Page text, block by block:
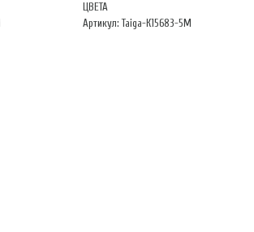
ЦВЕТА
Артикул: Taiga-К15683-5М